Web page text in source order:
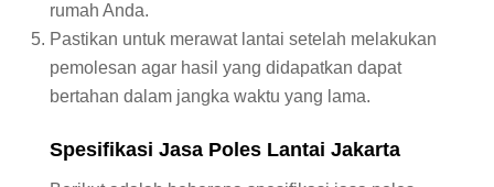
rumah Anda.
Pastikan untuk merawat lantai setelah melakukan
pemolesan agar hasil yang didapatkan dapat
bertahan dalam jangka waktu yang lama.
Spesifikasi Jasa Poles Lantai Jakarta